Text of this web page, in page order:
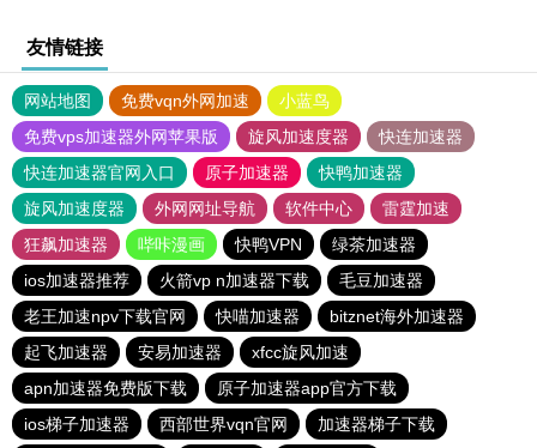
友情链接
网站地图 免费vqn外网加速
小蓝鸟
免费vps加速器外网苹果版
旋风加速度器
快连加速器
快连加速器官网入口
原子加速器
快鸭加速器
旋风加速度器
外网网址导航 软件中心
雷霆加速
狂飙加速器
哔咔漫画 快鸭VPN
绿茶加速器
ios加速器推荐
火箭vp n加速器下载
毛豆加速器
老王加速npv下载官网
快喵加速器
bitznet海外加速器
起飞加速器
安易加速器
xfcc旋风加速
apn加速器免费版下载
原子加速器app官方下载
ios梯子加速器
西部世界vqn官网
加速器梯子下载